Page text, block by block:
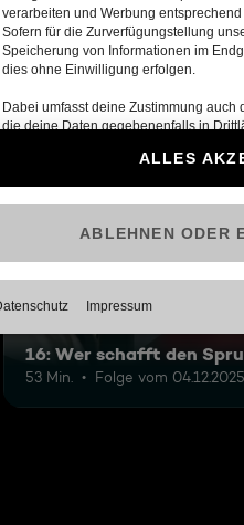
12
16: Wer schafft den
53 Min. Folge vom 04.12.2025